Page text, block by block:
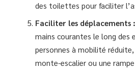
des toilettes pour faciliter
Faciliter les déplacements :
mains courantes le long des
personnes à mobilité réduite,
monte-escalier ou une rampe